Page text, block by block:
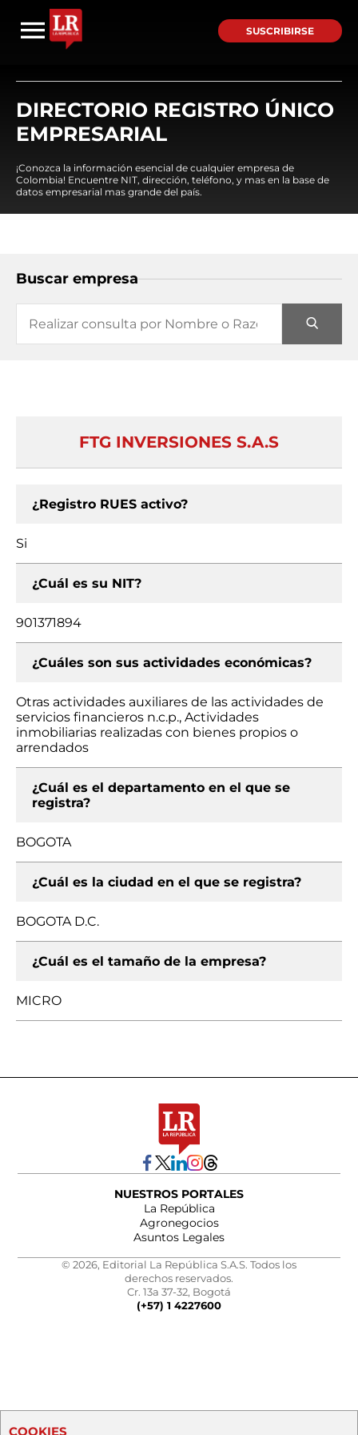
SUSCRIBIRSE
DIRECTORIO REGISTRO ÚNICO
EMPRESARIAL
¡Conozca la información esencial de cualquier empresa de
Colombia! Encuentre NIT, dirección, teléfono, y mas en la base de
datos empresarial mas grande del país.
Buscar empresa
FTG INVERSIONES S.A.S
¿Registro RUES activo?
Si
¿Cuál es su NIT?
901371894
¿Cuáles son sus actividades económicas?
Otras actividades auxiliares de las actividades de
servicios financieros n.c.p., Actividades
inmobiliarias realizadas con bienes propios o
arrendados
¿Cuál es el departamento en el que se
registra?
BOGOTA
¿Cuál es la ciudad en el que se registra?
BOGOTA D.C.
¿Cuál es el tamaño de la empresa?
MICRO
NUESTROS PORTALES
La República
Agronegocios
Asuntos Legales
© 2026, Editorial La República S.A.S. Todos los
derechos reservados.
Cr. 13a 37-32, Bogotá
(+57) 1 4227600
COOKIES